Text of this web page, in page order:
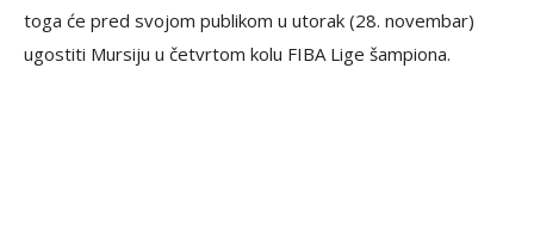
toga će pred svojom publikom u utorak (28. novembar)
ugostiti Mursiju u četvrtom kolu FIBA Lige šampiona.